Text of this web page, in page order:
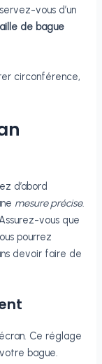
vous d’un
de bague
d’abord
mesure précise.
vous que
pourrez
devoir faire de
Ce réglage
bague.